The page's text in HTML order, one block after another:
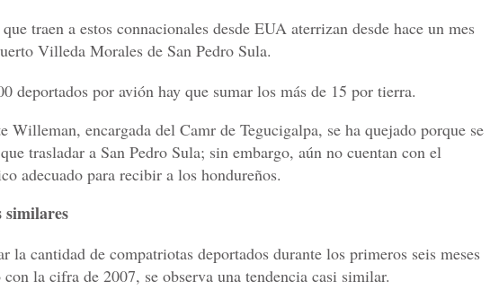
traen a estos connacionales desde EUA aterrizan desde hace un mes
Villeda Morales de San Pedro Sula.
deportados por avión hay que sumar los más de 15 por tierra.
Willeman, encargada del Camr de Tegucigalpa, se ha quejado porque se
trasladar a San Pedro Sula; sin embargo, aún no cuentan con el
adecuado para recibir a los hondureños.
similares
la cantidad de compatriotas deportados durante los primeros seis meses
con la cifra de 2007, se observa una tendencia casi similar.